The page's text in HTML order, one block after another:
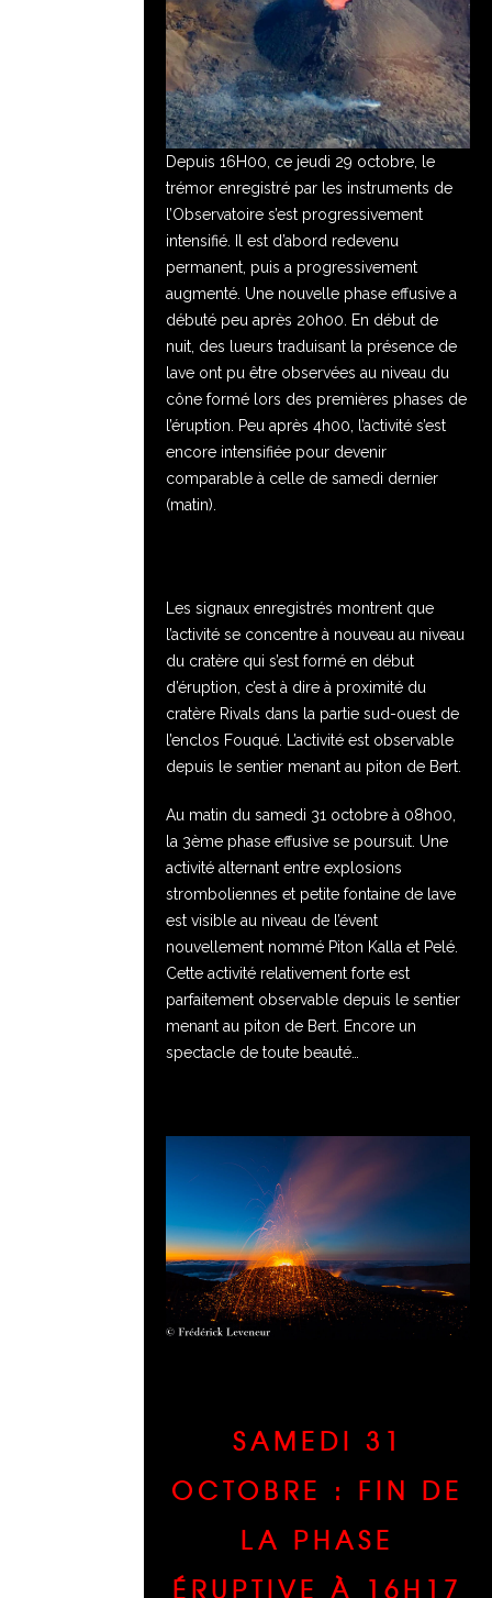
Depuis 16H00, ce jeudi 29 octobre, le
trémor enregistré par les instruments de
l’Observatoire s’est progressivement
intensifié. Il est d’abord redevenu
permanent, puis a progressivement
augmenté. Une nouvelle phase effusive a
débuté peu après 20h00. En début de
nuit, des lueurs traduisant la présence de
lave ont pu être observées au niveau du
cône formé lors des premières phases de
l’éruption. Peu après 4h00, l’activité s’est
encore intensifiée pour devenir
comparable à celle de samedi dernier
(matin).
Les signaux enregistrés montrent que
l’activité se concentre à nouveau au niveau
du cratère qui s’est formé en début
d’éruption, c’est à dire à proximité du
cratère Rivals dans la partie sud-ouest de
l’enclos Fouqué. L’activité est observable
depuis le sentier menant au piton de Bert.
Au matin du samedi 31 octobre à 08h00,
la 3ème phase effusive se poursuit. Une
activité alternant entre explosions
stromboliennes et petite fontaine de lave
est visible au niveau de l’évent
nouvellement nommé Piton Kalla et Pelé.
Cette activité relativement forte est
parfaitement observable depuis le sentier
menant au piton de Bert. Encore un
spectacle de toute beauté…
SAMEDI 31
OCTOBRE : FIN DE
LA PHASE
ÉRUPTIVE À 16H17